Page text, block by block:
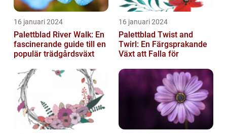
16 januari 2024
Palettblad River Walk: En
fascinerande guide till en
populär trädgårdsväxt
16 januari 2024
Palettblad Twist and
Twirl: En Färgsprakande
Växt att Falla för